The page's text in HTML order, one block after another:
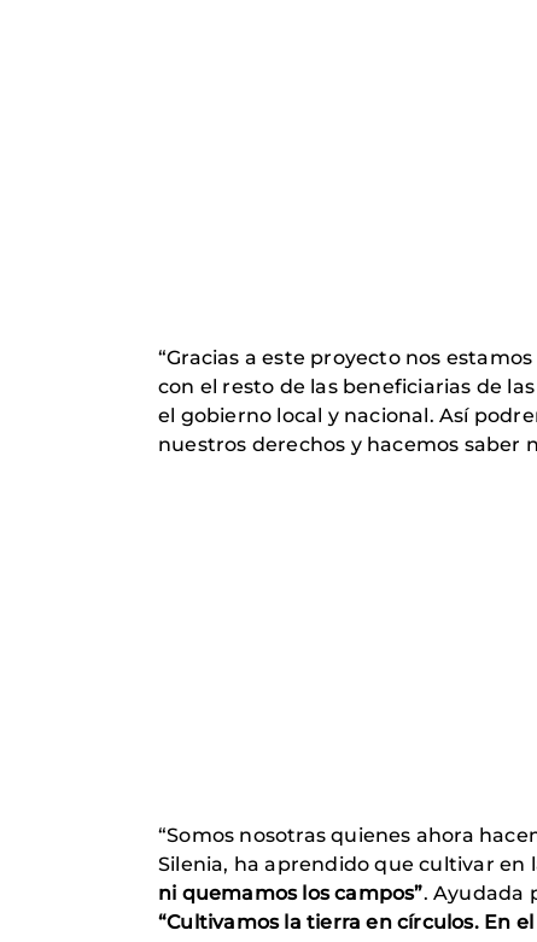
“Gracias a este proyecto nos
con el resto de las beneficiarias de
el gobierno local y nacional. Así
nuestros derechos y hacemos saber
“Somos nosotras quienes ahora
Silenia, ha aprendido que cultivar en
ni quemamos los campos”. Ayudada
“Cultivamos la tierra en círculos. En